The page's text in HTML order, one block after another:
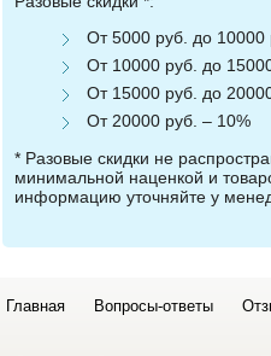
От 5000 руб. до 10000
От 10000 руб. до
От 15000 руб. до
От 20000 руб. – 10%
* Разовые скидки не
минимальной наценкой и
информацию уточняйте у
Главная Вопросы-ответы